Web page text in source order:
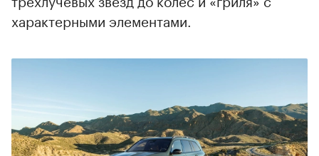
характерными элементами.